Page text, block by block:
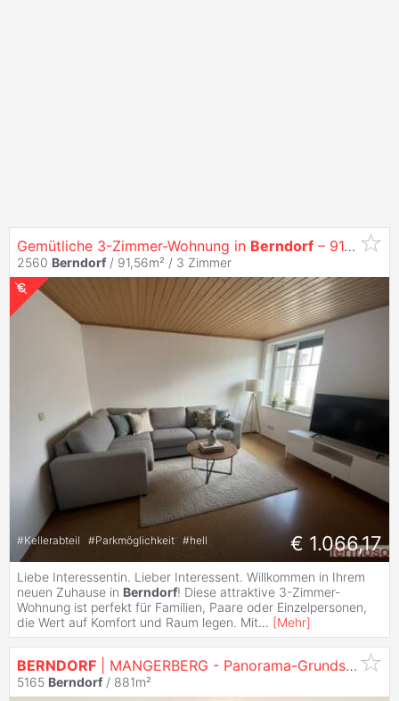
Gemütliche 3-Zimmer-Wohnung in Berndorf – 91,59 m² inkl. Parkplatz
2560 Berndorf / 91,56m² / 3 Zimmer
#Kellerabteil #Parkmöglichkeit #hell € 1.066,17
Liebe Interessentin. Lieber Interessent. Willkommen in Ihrem
neuen Zuhause in Berndorf! Diese attraktive 3-Zimmer-
Wohnung ist perfekt für Familien, Paare oder Einzelpersonen,
die Wert auf Komfort und Raum legen. Mit... [Mehr]
BERNDORF | MANGERBERG - Panorama-Grundstück in idyllischer Lage am Haunsberg
5165 Berndorf / 881m²